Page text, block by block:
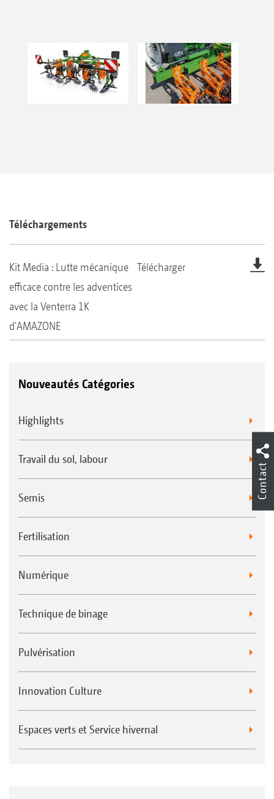
Téléchargements
Kit Media : Lutte mécanique
efficace contre les adventices
avec la Venterra 1K
d'AMAZONE
Télécharger
Nouveautés Catégories
Highlights
Travail du sol, labour
Semis
Fertilisation
Numérique
Technique de binage
Pulvérisation
Innovation Culture
Espaces verts et Service hivernal
Contact